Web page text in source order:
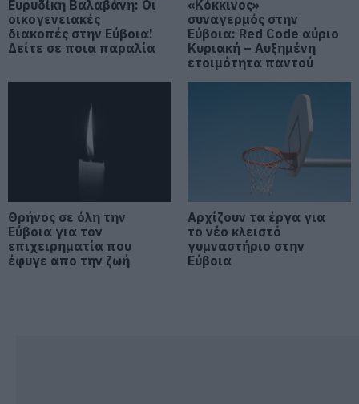
Μεγάλη προσοχή στην Εύβοια:
Σπείρα ανοίγει επιχειρήσεις
Όμιλος ΔΕΗ: Νέα συμφωνία για
χαρτοφυλάκιο έργων ΑΠΕ
του καλοκαιριού στην Εύβοια
08.08.2026 | 14:20
Ευρυδίκη Βαλαβάνη: Οι
οικογενειακές
διακοπές στην Εύβοια!
Δείτε σε ποια παραλία
«Κόκκινος»
συναγερμός στην
Εύβοια: Red Code αύριο
Κυριακή – Αυξημένη
ετοιμότητα παντού
Θρήνος σε όλη την
Εύβοια για τον
επιχειρηματία που
έφυγε απο την ζωή
Αρχίζουν τα έργα για
το νέο κλειστό
γυμναστήριο στην
Εύβοια